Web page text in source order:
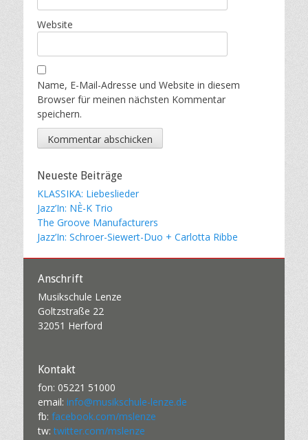
Website
Name, E-Mail-Adresse und Website in diesem
Browser für meinen nächsten Kommentar
speichern.
Neueste Beiträge
KLASSIKA: Liebeslieder
Jazz’In: NÈ-K Trio
The Groove Manufacturers
Jazz’In: Schroer-Siewert-Duo + Carlotta Ribbe
Anschrift
Musikschule Lenze
Goltzstraße 22
32051 Herford
Kontakt
fon: 05221 51000
email: info@musikschule-lenze.de
fb: facebook.com/mslenze
tw: twitter.com/mslenze